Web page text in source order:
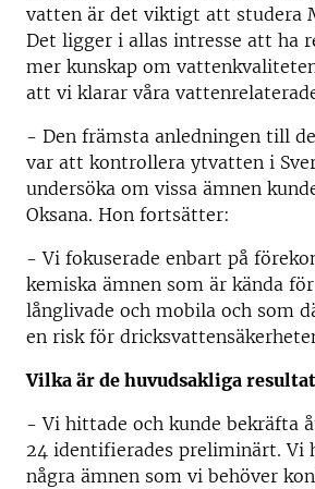
vatten är det viktigt att studera
Det ligger i allas intresse att ha
mer kunskap om
att vi klarar våra
- Den främsta anledningen till
var att kontrollera ytvatten i
undersöka om vissa ämnen
Oksana. Hon fortsätter:
- Vi fokuserade enbart på
kemiska ämnen som är kända
långlivade och mobila och som
en risk för
Vilka är de huvudsakliga
- Vi hittade och kunde bekräfta
24 identifierades preliminärt. Vi
några ämnen som vi behöver